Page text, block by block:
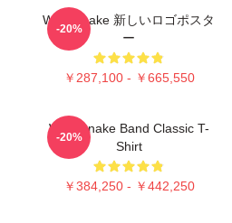
Whitesnake 新しいロゴポスタ
ー
￥287,100 - ￥665,550
-20%
Whitesnake Band Classic T-
Shirt
￥384,250 - ￥442,250
-20%